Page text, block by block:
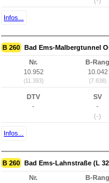
Infos...
B 260 Bad Ems-Malbergtunnel
Nr.
10.952
(11.393)
B-Rang
10.042
(7.638)
DTV
-
SV
-
(-)
Infos...
B 260 Bad Ems-Lahnstraße (L
Nr.
B-Rang